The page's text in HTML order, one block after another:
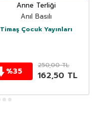
Anne Terliği
Anıl Basılı
Timaş Çocuk Yayınları
%35
250,00TL
162,50 TL